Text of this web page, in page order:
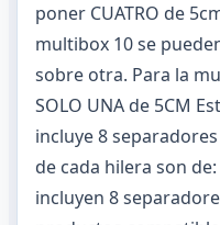
poner CUATRO de
multibox 10 se
sobre otra. Para la
SOLO UNA de 5CM
incluye 8
de cada hilera son
incluyen 8